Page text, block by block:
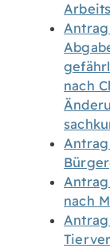
nach
nach